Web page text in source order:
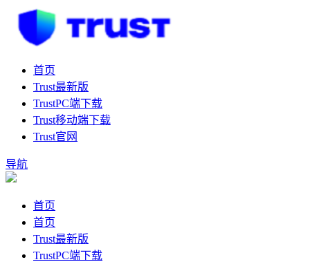
首页
Trust最新版
TrustPC端下载
Trust移动端下载
Trust官网
导航
首页
首页
Trust最新版
TrustPC端下载